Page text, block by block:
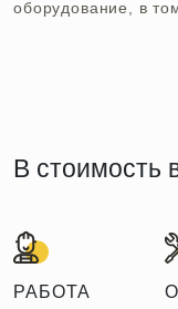
оборудование, в
В стоимость
РАБОТА